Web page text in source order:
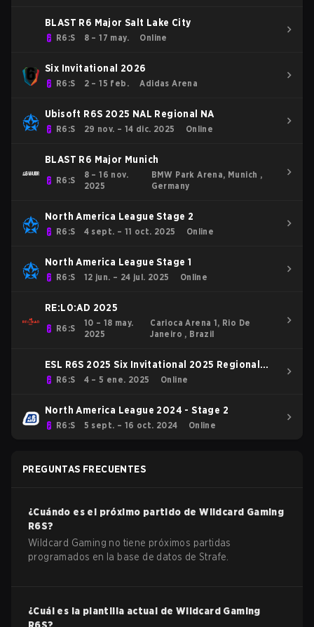
BLAST R6 Major Salt Lake City
R6:S 8 – 17 may. Online
Six Invitational 2026
R6:S 2 – 15 feb. Adidas Arena
Ubisoft R6S 2025 NAL Regional NA
R6:S 29 nov. – 14 dic. 2025 Online
BLAST R6 Major Munich
R6:S
8 – 16 nov.
2025
BMW Park Arena, Munich ,
Germany
North America League Stage 2
R6:S 4 sept. – 11 oct. 2025 Online
North America League Stage 1
R6:S 12 jun. – 24 jul. 2025 Online
RE:L0:AD 2025
R6:S
10 – 18 may.
2025
Carioca Arena 1, Rio De
Janeiro , Brazil
ESL R6S 2025 Six Invitational 2025 Regional
Qualifiers NA
R6:S 4 – 5 ene. 2025 Online
North America League 2024 - Stage 2
R6:S 5 sept. – 16 oct. 2024 Online
PREGUNTAS FRECUENTES
¿Cuándo es el próximo partido deWildcard Gaming
R6S?
Wildcard Gaming no tiene próximos partidas
programados en la base de datos de Strafe.
¿Cuál es la plantilla actual de Wildcard Gaming